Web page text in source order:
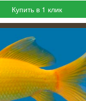
Купить в 1 клик